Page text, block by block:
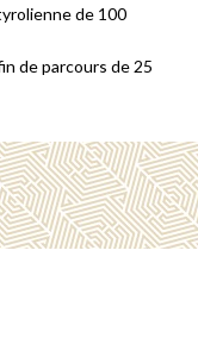
de 100
de parcours de 25